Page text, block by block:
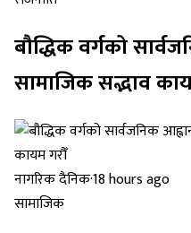
बौद्धिक वर्गको
सामाजिक सद्भाव
नागरिक दैनिक·18 hours ago
सामाजिक